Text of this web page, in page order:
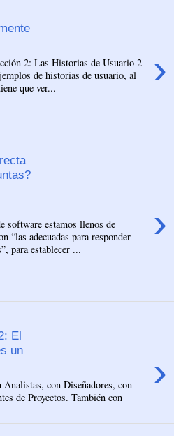
›
2: Las Historias de Usuario 2
de historias de usuario, al
que ver...
›
software estamos llenos de
“las adecuadas para responder
para establecer ...
El
un
›
con Diseñadores, con
de Proyectos. También con